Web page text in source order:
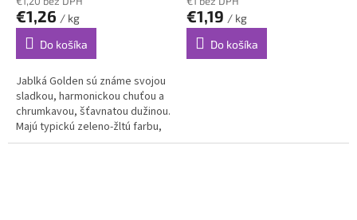
€1,26 / kg
Do košíka
Jablká Golden sú známe svojou
sladkou, harmonickou chuťou a
chrumkavou, šťavnatou dužinou.
Majú typickú zeleno-žltú farbu,
jemnú arómu a univerzálne
€1,19 / kg
Do košíka